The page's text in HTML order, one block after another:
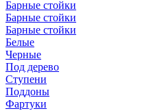
Барные стойки
Барные стойки
Барные стойки
Белые
Черные
Под дерево
Ступени
Поддоны
Фартуки